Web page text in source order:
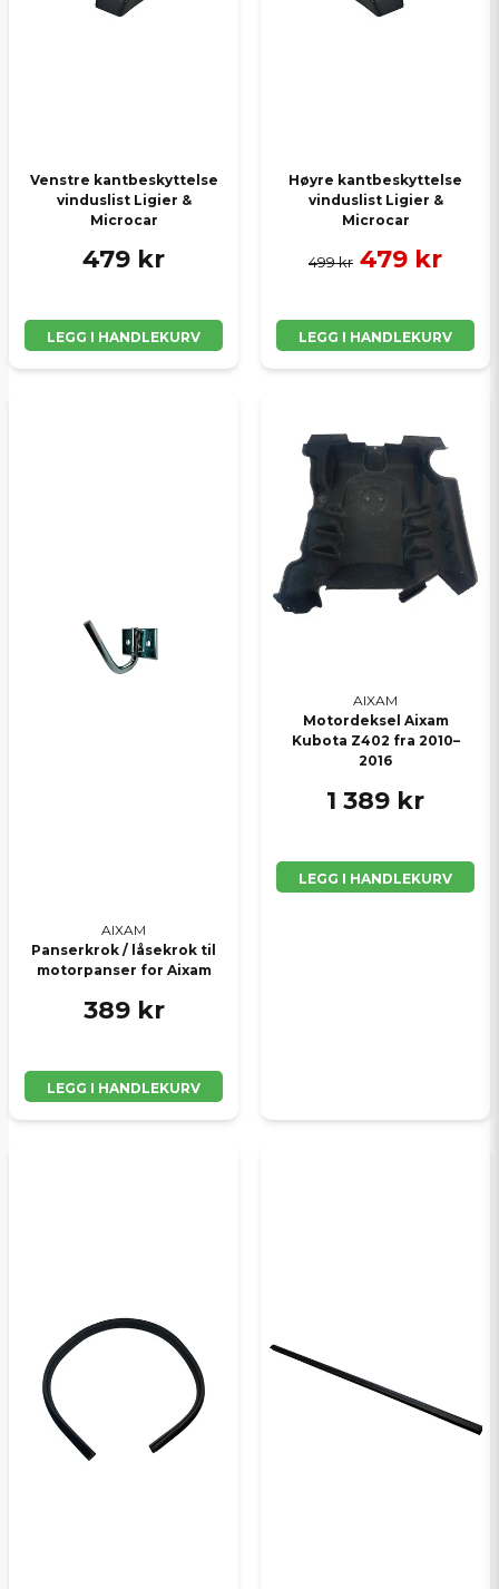
Venstre kantbeskyttelse
vinduslist Ligier &
Microcar
479 kr
LEGG I HANDLEKURV
Høyre kantbeskyttelse
vinduslist Ligier &
Microcar
499 kr 479 kr
LEGG I HANDLEKURV
AIXAM
Panserkrok / låsekrok til
motorpanser for Aixam
389 kr
LEGG I HANDLEKURV
AIXAM
Motordeksel Aixam
Kubota Z402 fra 2010–
2016
1 389 kr
LEGG I HANDLEKURV